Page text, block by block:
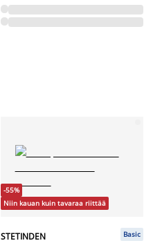
-55%
Niin kauan kuin tavaraa riittää
STETINDEN Basic